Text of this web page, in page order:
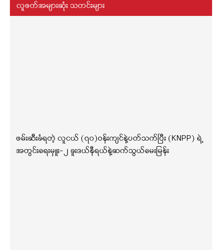
လူဖတ်အများဆုံး သတင်းများ
ဖမ်းဆီးခံရတဲ့ လူငယ် (၇၀)ဝန်းကျင်နဲ့ပတ်သက်ပြီး (KNPP) ရဲ့
အတွင်းရေးမှူး-၂ ခူးဒယ်နီရယ်နဲ့ဆက်သွယ်မေးမြန်း